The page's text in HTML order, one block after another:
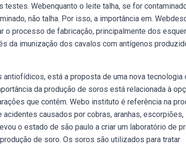
Webenquanto o leite talha, se for
não talha. Por isso, a importância em.
o processo de fabricação, principalmente dos
da imunização dos cavalos com antígenos
está a proposta de uma nova tecnologia
da produção de soros está relacionada à
que contêm. Webo instituto é referência na
causados por cobras, aranhas, escorpiões,
o estado de são paulo a criar um laboratório de
de soro. Os soros são utilizados para tratar